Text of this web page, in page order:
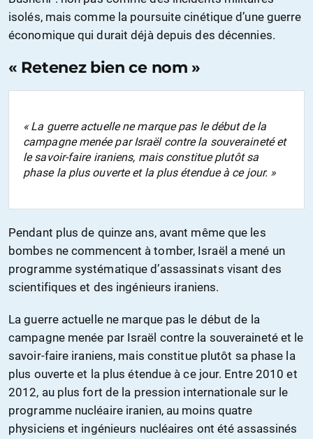
isolés, mais comme la poursuite cinétique d’une guerre
économique qui durait déjà depuis des décennies.
« Retenez bien ce nom »
« La guerre actuelle ne marque pas le début de la
campagne menée par Israël contre la souveraineté et
le savoir-faire iraniens, mais constitue plutôt sa
phase la plus ouverte et la plus étendue à ce jour. »
Pendant plus de quinze ans, avant même que les
bombes ne commencent à tomber, Israël a mené un
programme systématique d’assassinats visant des
scientifiques et des ingénieurs iraniens.
La guerre actuelle ne marque pas le début de la
campagne menée par Israël contre la souveraineté et le
savoir-faire iraniens, mais constitue plutôt sa phase la
plus ouverte et la plus étendue à ce jour. Entre 2010 et
2012, au plus fort de la pression internationale sur le
programme nucléaire iranien, au moins quatre
physiciens et ingénieurs nucléaires ont été assassinés